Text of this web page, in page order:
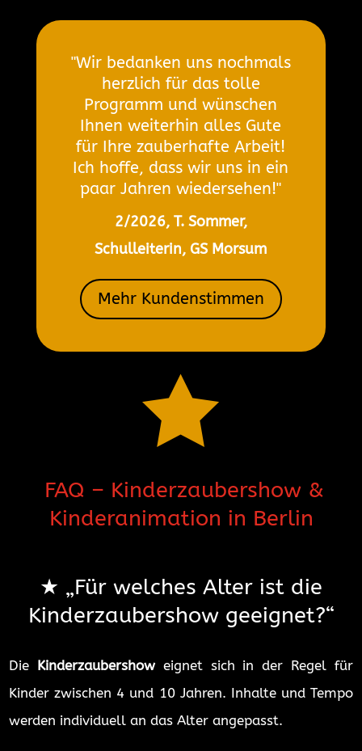
"Wir bedanken uns nochmals
herzlich für das tolle
Programm und wünschen
Ihnen weiterhin alles Gute
für Ihre zauberhafte Arbeit!
Ich hoffe, dass wir uns in ein
paar Jahren wiedersehen!"
2/2026, T. Sommer,
Schulleiterin, GS Morsum
Mehr Kundenstimmen

FAQ – Kinderzaubershow &
Kinderanimation in Berlin
★ „Für welches Alter ist die
Kinderzaubershow geeignet?“
Die Kinderzaubershoweignet sich in der Regel für
Kinder zwischen 4 und 10 Jahren. Inhalte und Tempo
werden individuell an das Alter angepasst.